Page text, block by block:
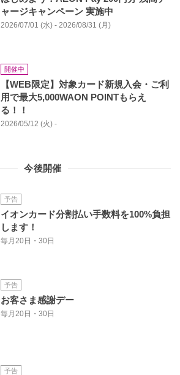
ャージキャンペーン 実施中
2026/07/01 (水) - 2026/08/31 (月)
開催中
【WEB限定】対象カード新規入会・ご利
用で最大5,000WAON POINTもらえ
る！！
2026/05/12 (火) -
今後開催
予告
イオンカード分割払い手数料を100%負担
します！
毎月20日・30日
予告
お客さま感謝デー
毎月20日・30日
予告